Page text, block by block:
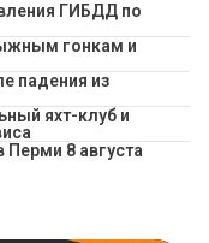
ГИБДД по
гонкам и
падения из
яхт-клуб и
8 августа